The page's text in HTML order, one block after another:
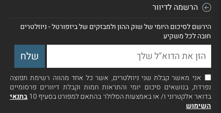
הרשמה לדיוור
הירשם לסיכום היומי של שוק ההון ולמבזקים של ביזפורטל - ניוזלטרים
חובה לכל משקיע
אני מאשר קבלת שני ניוזלטרים, אשר כל אחד מהווה רשימת תפוצה
נפרדת, בנושאים סיכום יומי והתראות חמות וקבלת דיוורים פרסומיים
בדואר אלקטרוני ו/ או באמצעות הסלולר בהתאם למפורט בסעיף 10
בתנאי
השימוש